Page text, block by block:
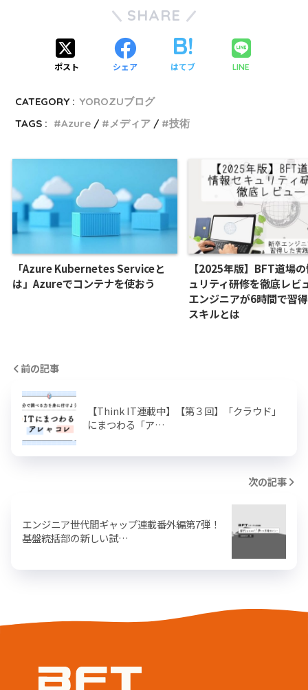
SHARE
ポスト シェア はてブ LINE
CATEGORY : YOROZUブログ
TAGS :
Azure メディア 技術
「Azure Kubernetes Serviceと
は」Azureでコンテナを使おう
【2025年版】BFT道場
ュリティ研修を徹底レビ
エンジニアが6時間で習
スキルとは
前の記事
【Think IT連載中】【第３回】「クラウド」
にまつわる「ア…
次の記事
エンジニア世代間ギャップ連載番外編第7弾！
基盤統括部の新しい試…